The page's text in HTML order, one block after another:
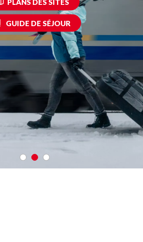
PLANS DES SITES
GUIDE DE SÉJOUR